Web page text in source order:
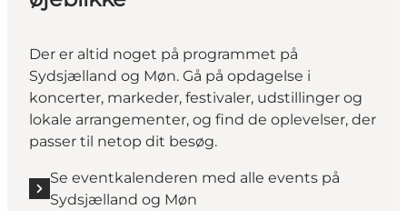
Der er altid noget på programmet på
Sydsjælland og Møn. Gå på opdagelse i
koncerter, markeder, festivaler, udstillinger og
lokale arrangementer, og find de oplevelser, der
passer til netop dit besøg.
Se eventkalenderen med alle events på
Sydsjælland og Møn